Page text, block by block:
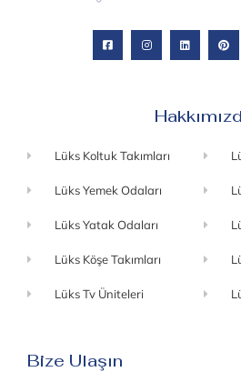
Lüks Koltuk Takımları
Lüks Yemek Odaları
Lüks Yatak Odaları
Lüks Köşe Takımları
Lüks Tv Üniteleri
Bize Ulaşın